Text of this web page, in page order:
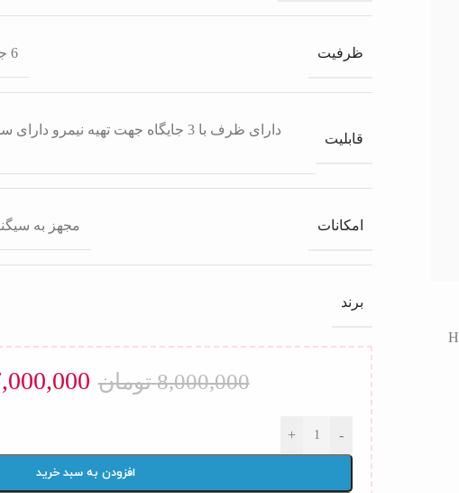
ظرفیت 6 جایگاه جهت آب پز کردن تخم مرغ
قابلیت
دارای ظرف با 3 جایگاه جهت تهیه
امکانات مجهز به
برند
8,000,000 تومان
-
+
افزودن به سبد خرید